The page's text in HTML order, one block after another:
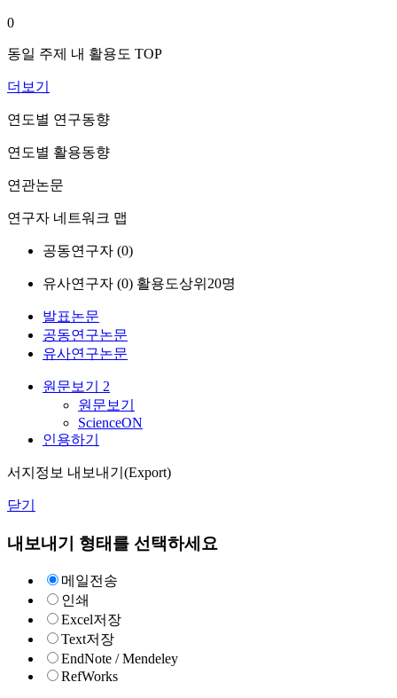
0
동일 주제 내 활용도 TOP
더보기
연도별 연구동향
연도별 활용동향
연관논문
연구자 네트워크 맵
공동연구자 (0)
유사연구자 (0) 활용도상위20명
발표논문
공동연구논문
유사연구논문
원문보기 2
원문보기
ScienceON
인용하기
서지정보 내보내기(Export)
닫기
내보내기 형태를 선택하세요
메일전송
인쇄
Excel저장
Text저장
EndNote / Mendeley
RefWorks